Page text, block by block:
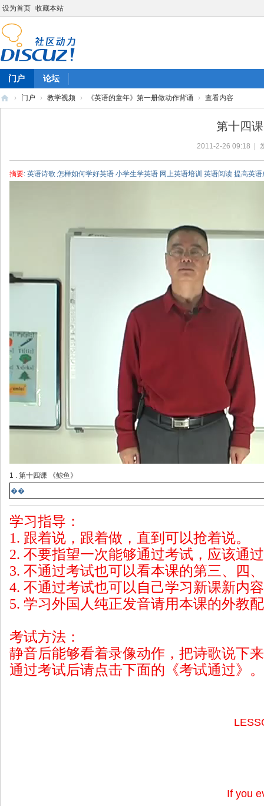
设为首页 收藏本站
门户 论坛
› 门户 › 教学视频 › 《英语的童年》第一册做动作背诵 › 查看内容
第十四
2011-2-26 09:18
摘要: 英语诗歌 怎样如何学好英语 小学生学英语 网上英语培训 英语阅读 提高英
1 . 第十四课 《鲸鱼》
��
学习指导：
1. 跟着说，跟着做，直到可以抢着说。
2. 不要指望一次能够通过考试，应该通
3. 不通过考试也可以看本课的第三、四
4. 不通过考试也可以自己学习新课新内
5. 学习外国人纯正发音请用本课的外教
考试方法：
静音后能够看着录像动作，把诗歌说下
通过考试后请点击下面的《考试通过》。
If you